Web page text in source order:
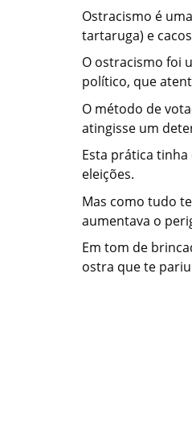
Ostracismo é
tartaruga) e
O ostracismo foi
político, que
O método de
atingisse um
Esta prática
eleições.
Mas como tudo
aumentava o
Em tom de
ostra que te